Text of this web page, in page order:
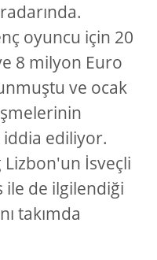
oyuncu için 20
8 milyon Euro
ve ocak
ediliyor.
Lizbon'un İsveçli
ile de ilgilendiği
takımda